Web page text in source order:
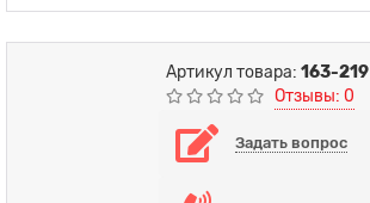
Артикул товара: 163-219
Отзывы: 0
Задать вопрос